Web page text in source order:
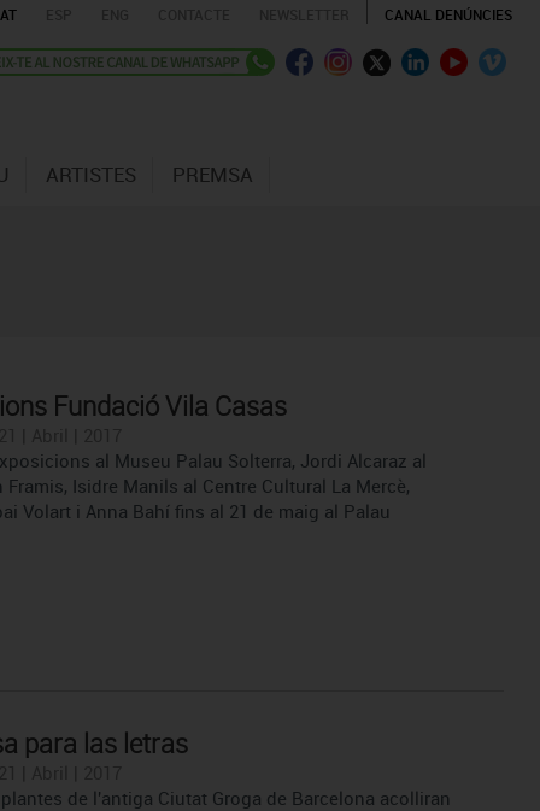
CANAL DENÚNCIES
ARTISTES PREMSA
Fundació Vila Casas
al Museu Palau Solterra, Jordi Alcaraz al
Framis, Isidre Manils al Centre Cultural La Mercè,
Volart i Anna Bahí fins al 21 de maig al Palau
para las letras
de l'antiga Ciutat Groga de Barcelona acolliran